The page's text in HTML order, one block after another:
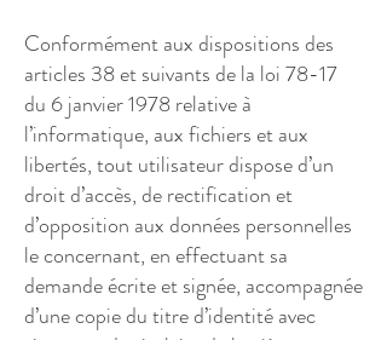
Conformément aux dispositions des
articles 38 et suivants de la loi 78-17
du 6 janvier 1978 relative à
l’informatique, aux fichiers et aux
libertés, tout utilisateur dispose d’un
droit d’accès, de rectification et
d’opposition aux données personnelles
le concernant, en effectuant sa
demande écrite et signée, accompagnée
d’une copie du titre d’identité avec